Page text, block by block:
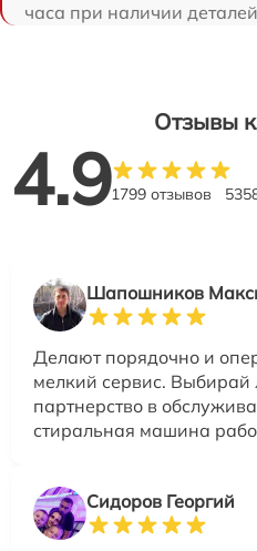
часа при наличии
Отзывы
4.91799 отзывов
Шапошников
Делают порядочно и
мелкий сервис. Выбирай
партнерство в
стиральная машина
Сидоров Георгий